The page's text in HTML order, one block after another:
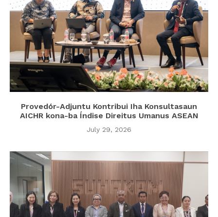
Provedór-Adjuntu Kontribui Iha Konsultasaun
AICHR kona-ba Índise Direitus Umanus ASEAN
July 29, 2026